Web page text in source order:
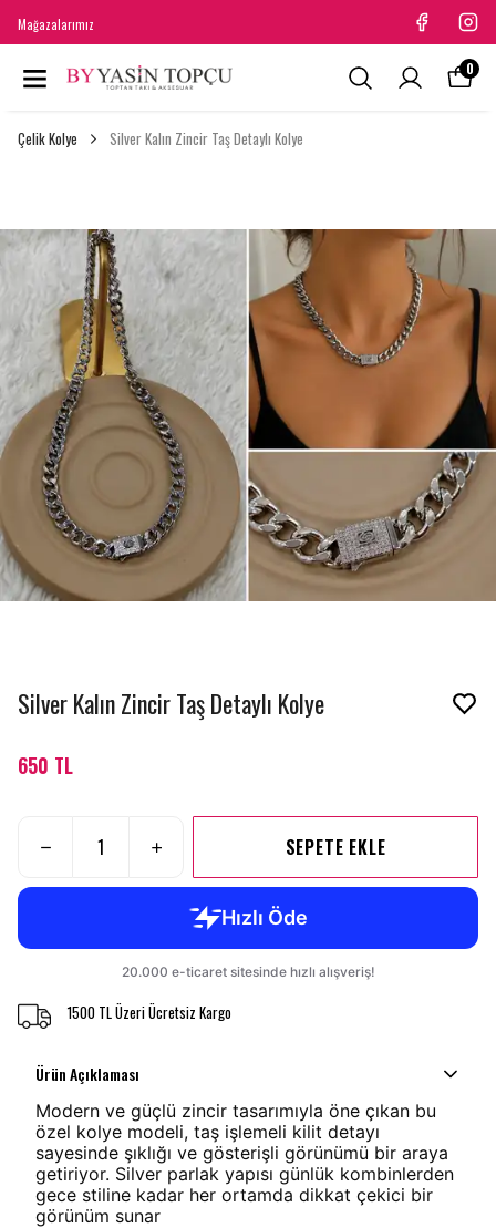
Mağazalarımız
0
Çelik Kolye Silver Kalın Zincir Taş Detaylı Kolye
Silver Kalın Zincir Taş Detaylı Kolye
650 TL
SEPETE EKLE
1500 TL Üzeri Ücretsiz Kargo
Ürün Açıklaması
Modern ve güçlü zincir tasarımıyla öne çıkan bu
özel kolye modeli, taş işlemeli kilit detayı
sayesinde şıklığı ve gösterişli görünümü bir araya
getiriyor. Silver parlak yapısı günlük kombinlerden
gece stiline kadar her ortamda dikkat çekici bir
görünüm sunar